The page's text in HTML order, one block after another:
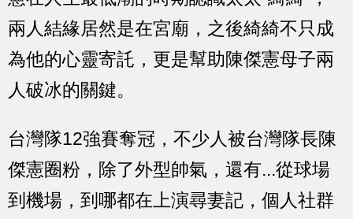
兩人結緣居然是在宮廟，之後綺綺不只成
為他的心靈寄託，更是幫助陳傑憲母子兩
人破冰的關鍵。
台灣隊12強賽奪冠，不少人被台灣隊長陳
傑憲圈粉，除了外型帥氣，還有...從球場
到機場，到哪都在上演尋妻記，個人社群